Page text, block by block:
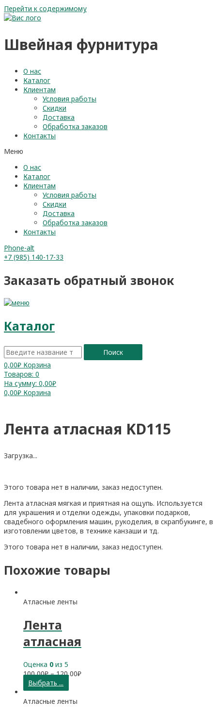
Перейти к содержимому
Швейная фурнитура
О нас
Каталог
Клиентам
Условия работы
Скидки
Доставка
Обработка заказов
Контакты
Меню
О нас
Каталог
Клиентам
Условия работы
Скидки
Доставка
Обработка заказов
Контакты
Phone-alt
+7 (985) 140-17-33
Заказать обратный звонок
Каталог
Поиск
0,00₽ Корзина
Товаров: 0
На сумму: 0,00₽
0,00₽ Корзина
Лента атласная KD115
Загрузка...
Этого товара нет в наличии, заказ недоступен.
Лента атласная мягкая и приятная на ощупь. Используется
для украшения и отделки одежды, упаковки подарков,
свадебного оформления машин, рукоделия, в скрапбукинге, в
изготовлении цветов, в технике канзаши и тд.
Этого товара нет в наличии, заказ недоступен.
Похожие товары
Атласные ленты
Лента
атласная
Оценка 0 из 5
100,00₽–120,00₽
Выбрать ...
Атласные ленты